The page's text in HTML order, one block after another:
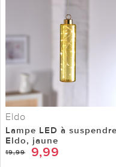
Eldo
Lampe LED à suspendre
Eldo, jaune
19,99 9,99